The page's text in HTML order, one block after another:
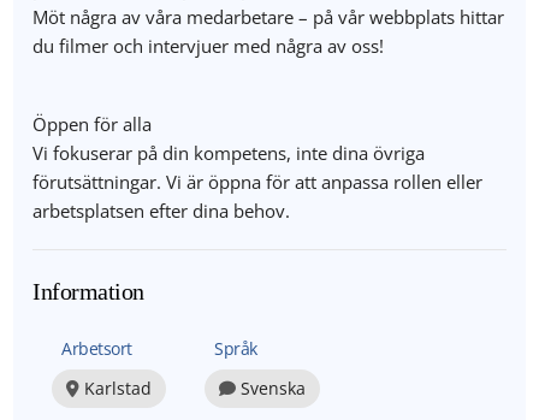
Möt några av våra medarbetare – på vår webbplats hittar
du filmer och intervjuer med några av oss!
Öppen för alla
Vi fokuserar på din kompetens, inte dina övriga
förutsättningar. Vi är öppna för att anpassa rollen eller
arbetsplatsen efter dina behov.
Information
Arbetsort
Karlstad
Språk
Svenska